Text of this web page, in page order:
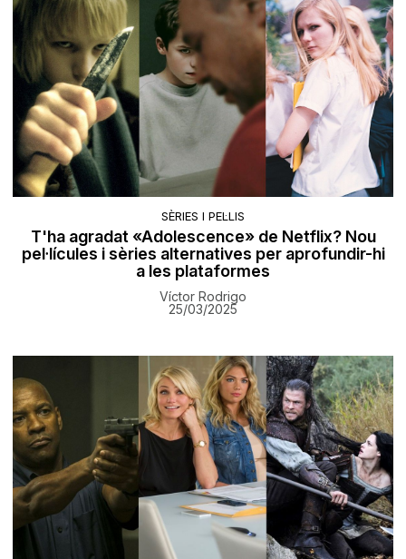
SÈRIES I PEL·LIS
T'ha agradat «Adolescence» de Netflix? Nou
pel·lícules i sèries alternatives per aprofundir-hi
a les plataformes
Víctor Rodrigo
25/03/2025